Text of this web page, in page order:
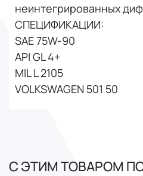
неинтегрированных
СПЕЦИФИКАЦИИ:
SAE 75W-90
API GL 4+
MIL L 2105
VOLKSWAGEN 501 50
С ЭТИМ ТОВАРОМ